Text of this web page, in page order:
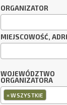
ORGANIZATOR
MIEJSCOWOŚĆ,
WOJEWÓDZTWO
ORGANIZATORA
×WSZYSTKIE